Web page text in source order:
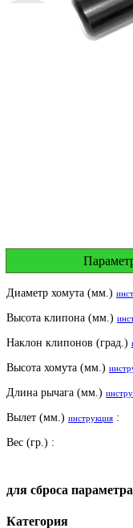
Диаметр хомута (мм.)
Высота клипона (мм.)
Наклон клипонов (град.)
Высота хомута (мм.)
Длина рычага (мм.)
Вылет (мм.) инструкция :
Вес (гр.) :
для сброса
Категория